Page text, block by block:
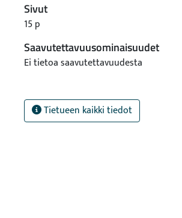
Sivut
15 p
Saavutettavuusominaisuudet
Ei tietoa saavutettavuudesta
Tietueen kaikki tiedot